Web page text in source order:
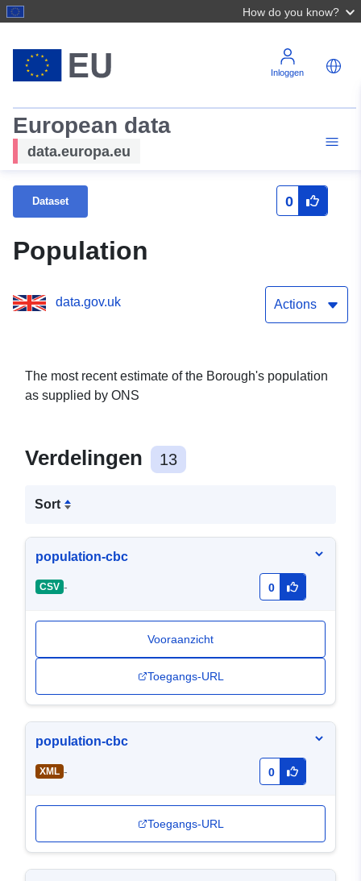
How do you know?
Inloggen
European data
data.europa.eu
Dataset 0
Population
data.gov.uk Actions
The most recent estimate of the Borough's population
as supplied by ONS
Verdelingen 13
Sort
population-cbc
CSV - 0
Vooraanzicht
Toegangs-URL
population-cbc
XML - 0
Toegangs-URL